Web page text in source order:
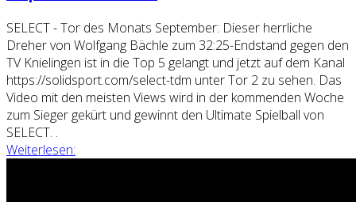
SELECT - Tor des Monats September: Dieser herrliche
Dreher von Wolfgang Bächle zum 32:25-Endstand gegen den
TV Knielingen ist in die Top 5 gelangt und jetzt auf dem Kanal
https://solidsport.com/select-tdm unter Tor 2 zu sehen. Das
Video mit den meisten Views wird in der kommenden Woche
zum Sieger gekürt und gewinnt den Ultimate Spielball von
SELECT. .
Weiterlesen: